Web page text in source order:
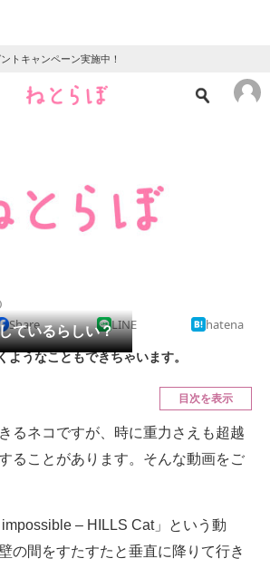
トキャンペーン実施中！
クイズ
地域
トレンド
スの未来
て選べる
ているらしい？
Share LINE hatena
ようなこともできちゃいます。
目次を表示
るネコですが、時に重力さえも超越
ることがあります。そんな動画をご
– HILLS Cat」という動
の間をすたすたと垂直に降りて行き